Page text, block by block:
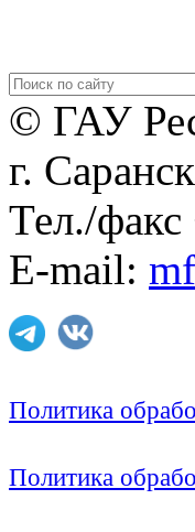
© ГАУ
г.
Тел./
E-mail:
Политика
Политика